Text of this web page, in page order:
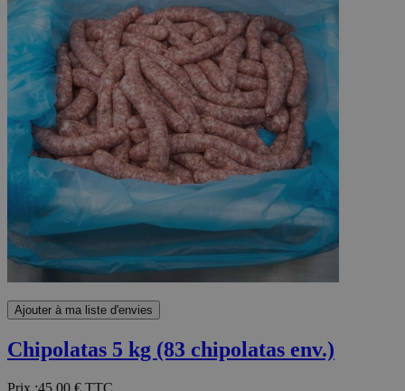
Ajouter à ma liste d'envies
Chipolatas 5 kg (83 chipolatas env.)
Prix :45,00 € TTC